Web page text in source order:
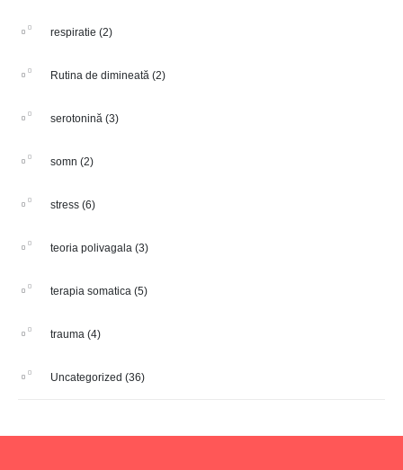
respiratie (2)
Rutina de dimineată (2)
serotonină (3)
somn (2)
stress (6)
teoria polivagala (3)
terapia somatica (5)
trauma (4)
Uncategorized (36)